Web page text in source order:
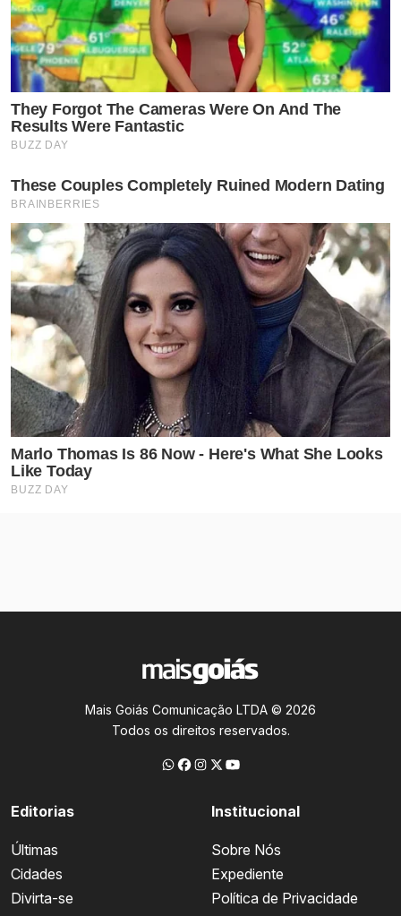
Mais Goiás Comunicação LTDA © 2026
Todos os direitos reservados.
Editorias
Últimas
Cidades
Divirta-se
Institucional
Sobre Nós
Expediente
Política de Privacidade